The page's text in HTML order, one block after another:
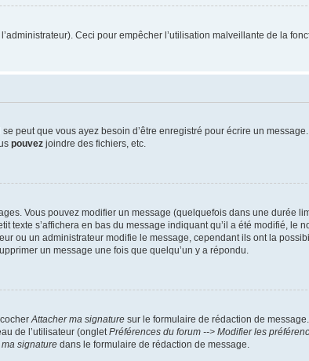
Ceci pour empêcher l’utilisation malveillante de la
peut que vous ayez besoin d’être enregistré pour écrire un
pouvez joindre des fichiers, etc.
Vous pouvez modifier un message (quelquefois dans une durée
s’affichera en bas du message indiquant qu’il a été modifié, le
ou un administrateur modifie le message, cependant ils ont la
un message une fois que quelqu’un y a répondu.
cocherAttacher ma signature sur le formulaire de rédaction de
de l’utilisateur (ongletPréférences du forum --> Modifier les
signature dans le formulaire de rédaction de message.